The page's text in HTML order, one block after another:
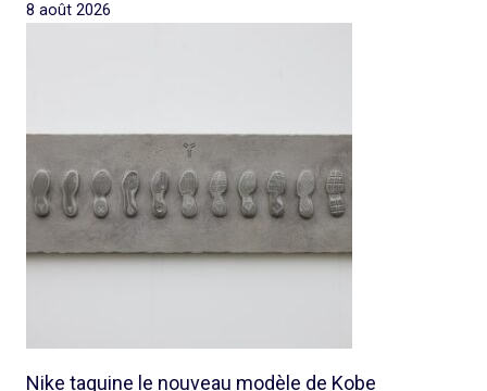
8 août 2026
Nike taquine le nouveau modèle de Kobe